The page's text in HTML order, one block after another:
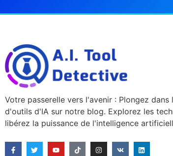
Votre passerelle vers l'avenir : Plongez dans
d'outils d'IA sur notre blog. Explorez les
libérez la puissance de l'intelligence